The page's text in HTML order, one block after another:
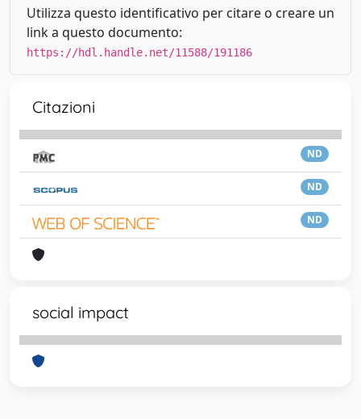
Utilizza questo identificativo per citare o creare un
link a questo documento:
https://hdl.handle.net/11588/191186
Citazioni
ND
ND
ND
social impact